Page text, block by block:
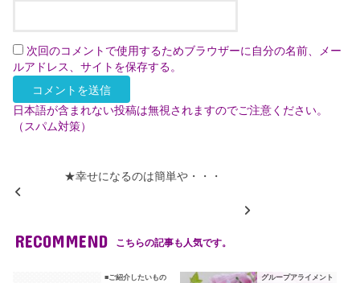
次回のコメントで使用するためブラウザーに自分の名前、メー
ルアドレス、サイトを保存する。
日本語が含まれない投稿は無視されますのでご注意ください。
（スパム対策）
★幸せになるのは簡単や・・・
RECOMMEND こちらの記事も人気です。
■ご紹介したいもの グループアライメント